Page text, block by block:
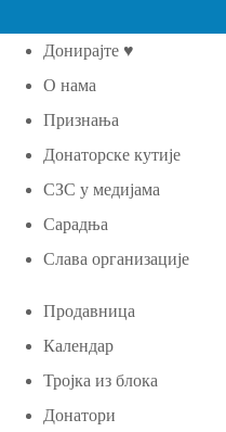
Донирајте ♥
О нама
Признања
Донаторске кутије
СЗС у медијама
Сарадња
Слава организације
Продавница
Календар
Тројка из блока
Донатори